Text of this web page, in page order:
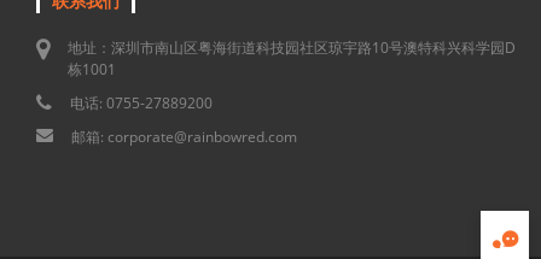
地址：深圳市南山区粤海街道科技园社区琼宇路10号澳特科兴科学园D
栋1001
电话: 0755-27889200
邮箱: corporate@rainbowred.com
